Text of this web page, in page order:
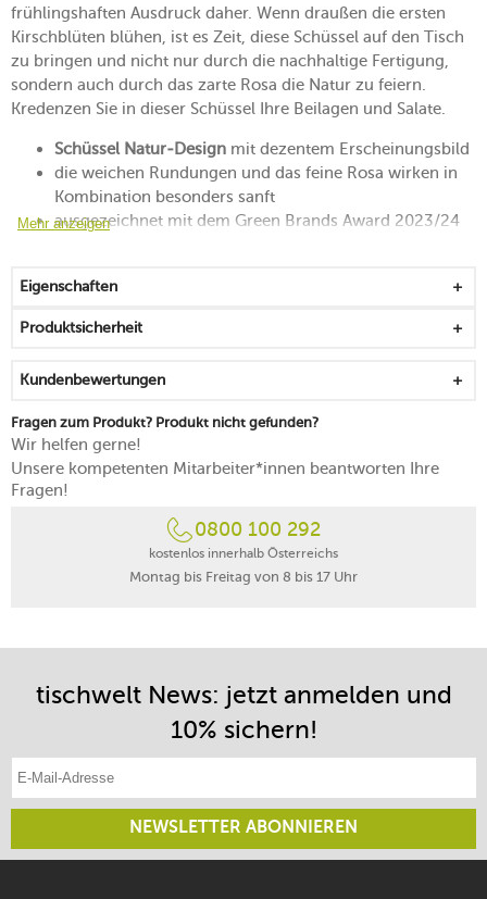
frühlingshaften Ausdruck daher. Wenn draußen die ersten
Kirschblüten blühen, ist es Zeit, diese Schüssel auf den Tisch
zu bringen und nicht nur durch die nachhaltige Fertigung,
sondern auch durch das zarte Rosa die Natur zu feiern.
Kredenzen Sie in dieser Schüssel Ihre Beilagen und Salate.
Schüssel Natur-Design mit dezentem Erscheinungsbild
die weichen Rundungen und das feine Rosa wirken in
Kombination besonders sanft
ausgezeichnet mit dem Green Brands Award 2023/24
nachwachsende Rohstoffe, 2 % Mineralien)
frei von Erdöl, Melamin und Weichmachern
spülmaschinengeeignet
Made in Germany
Mehr anzeigen
Eigenschaften
Produktsicherheit
Kundenbewertungen
Fragen zum Produkt? Produkt nicht gefunden?
Wir helfen gerne!
Unsere kompetenten Mitarbeiter*innen beantworten Ihre
Fragen!
0800 100 292
kostenlos innerhalb Österreichs
Montag bis Freitag von 8 bis 17 Uhr
tischwelt News: jetzt anmelden und
10% sichern!
NEWSLETTER ABONNIEREN